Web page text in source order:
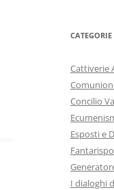
CATEGORIE
Cattiverie
Concilio
Esposti e
I dialoghi